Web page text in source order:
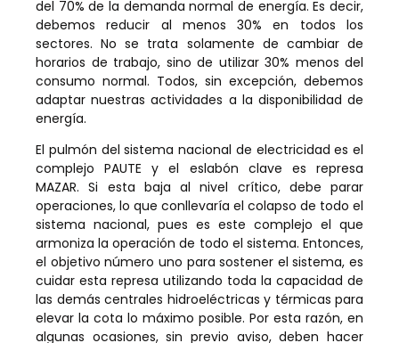
del 70% de la demanda normal de energía. Es decir,
debemos reducir al menos 30% en todos los
sectores. No se trata solamente de cambiar de
horarios de trabajo, sino de utilizar 30% menos del
consumo normal. Todos, sin excepción, debemos
adaptar nuestras actividades a la disponibilidad de
energía.
El pulmón del sistema nacional de electricidad es el
complejo PAUTE y el eslabón clave es represa
MAZAR. Si esta baja al nivel crítico, debe parar
operaciones, lo que conllevaría el colapso de todo el
sistema nacional, pues es este complejo el que
armoniza la operación de todo el sistema. Entonces,
el objetivo número uno para sostener el sistema, es
cuidar esta represa utilizando toda la capacidad de
las demás centrales hidroeléctricas y térmicas para
elevar la cota lo máximo posible. Por esta razón, en
algunas ocasiones, sin previo aviso, deben hacer